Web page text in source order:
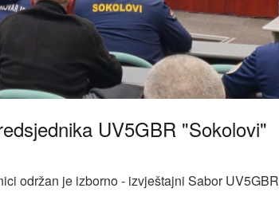
UV5GBR "Sokolovi"
održan je izborno - izvještajni Sabor UV5GBR